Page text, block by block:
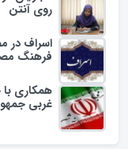
یادداشت
مجریان
اسراف در